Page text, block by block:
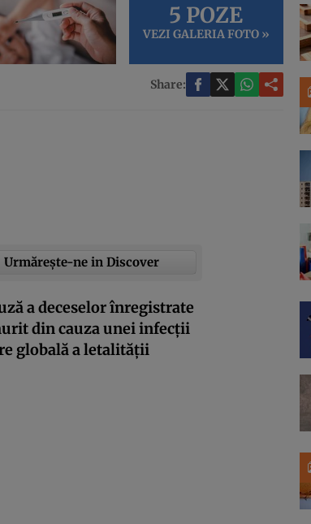
5 POZE
VEZI GALERIA FOTO »
Share:
Urmărește-ne in Discover
a deceselor înregistrate
din cauza unei infecții
globală a letalității